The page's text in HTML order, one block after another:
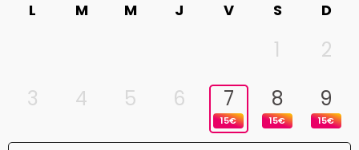
L M M J V S D
1
2
3
4 5 6 7
15€
8
15€
9
15€